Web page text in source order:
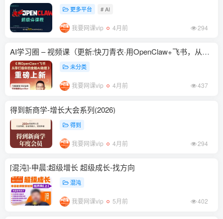
更多平台 # AI
我要网课vip 4月前 294
AI学习圈 – 视频课（更新:快刀青衣·用OpenClaw+飞书，从零打造你的全能AI助理）
未分类
我要网课vip 4月前 437
得到新商学-增长大会系列(2026)
得到
我要网课vip 4月前 294
[混沌]-申晨:超级增长 超级成长-找方向
混沌
我要网课vip 5月前 402